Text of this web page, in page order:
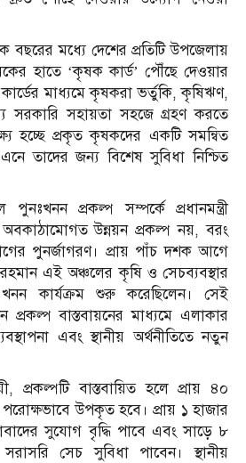
বছরের মধ্যে দেশের প্রতিটি উপজেলায়
হাতে ‘কৃষক কার্ড’ পৌঁছে দেওয়ার
মাধ্যমে কৃষকরা ভর্তুকি, কৃষিঋণ,
সরকারি সহায়তা সহজে গ্রহণ করতে
হচ্ছে প্রকৃত কৃষকদের একটি সমন্বিত
তাদের জন্য বিশেষ সুবিধা নিশ্চিত
পুনঃখনন প্রকল্প সম্পর্কে প্রধানমন্ত্রী
উন্নয়ন প্রকল্প নয়, বরং
পুনর্জাগরণ। প্রায় পাঁচ দশক আগে
রহমান এই অঞ্চলের কৃষি ও সেচব্যবস্থার
খনন কার্যক্রম শুরু করেছিলেন। সেই
প্রকল্প বাস্তবায়নের মাধ্যমে এলাকার
এবং স্থানীয় অর্থনীতিতে নতুন
প্রকল্পটি বাস্তবায়িত হলে প্রায় ৪০
উপকৃত হবে। প্রায় ১ হাজার
সুযোগ বৃদ্ধি পাবে এবং সাড়ে ৮
সেচ সুবিধা পাবেন। স্থানীয়